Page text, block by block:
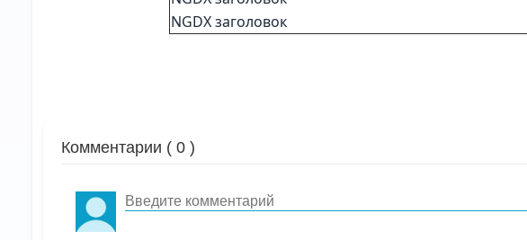
NGDX заголовок
Комментарии ( 0 )